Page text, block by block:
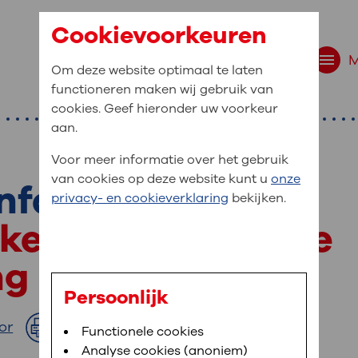
navigatie
bent u naar op
,MijnOLVG,Digitalisering
medische gegevens
In MijnOLVG kunt u uw medische
het u uitkomt. OLVG breidt MijnOLVG
u actief bij de
Afdrukken
Cookievoorkeuren
Om deze website optimaal te laten
functioneren maken wij gebruik van
cookies. Geef hieronder uw voorkeur
aan.
Voor meer informatie over het gebruik
van cookies op deze website kunt u onze
privacy- en cookieverklaring bekijken.
Persoonlijk
Functionele cookies
Analyse cookies (anoniem)